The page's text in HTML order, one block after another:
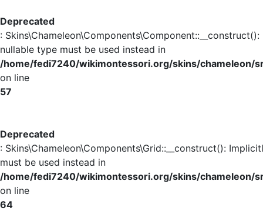
Deprecated
:
nullable type must be used instead in
/home/fedi7240/wikimontessori.org/skins/chameleon/
on line
57
Deprecated
: Skins\Chameleon\Components\Grid::__construct():
must be used instead in
/home/fedi7240/wikimontessori.org/skins/chameleon/
on line
64